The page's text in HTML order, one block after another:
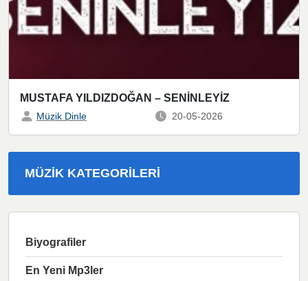
MUSTAFA YILDIZDOĞAN – SENİNLEYİZ
Müzik Dinle 20-05-2026
MÜZIK KATEGORILERI
Biyografiler
En Yeni Mp3ler